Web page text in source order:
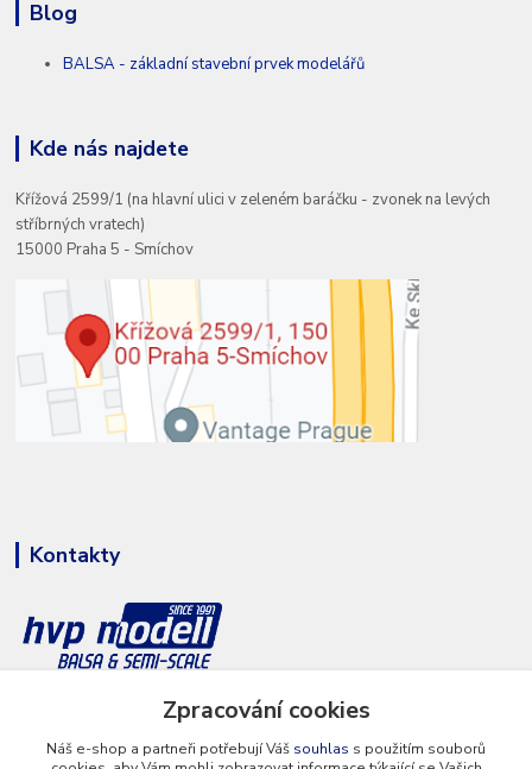
Blog
BALSA - základní stavební prvek modelářů
Kde nás najdete
Křížová 2599/1 (na hlavní ulici v zeleném baráčku - zvonek na levých
stříbrných vratech)
15000 Praha 5 - Smíchov
Kontakty
+420 777 286 674Zpracování cookies
Náš e-shop a partneři potřebují Váš souhlas s použitím souborů